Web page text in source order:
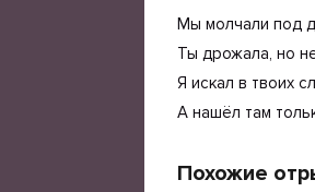
Мы молчали под
Ты дрожала, но
Я искал в твоих
А нашёл там
Похожие